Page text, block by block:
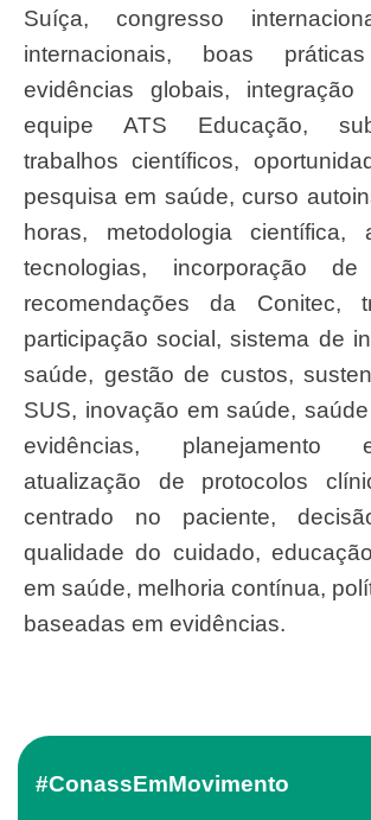
Suíça, congresso
internacionais, boas
evidências globais, integração
equipe ATS Educação,
trabalhos científicos,
pesquisa em saúde, curso
horas, metodologia científica,
tecnologias, incorporação de
recomendações da Conitec,
participação social, sistema de
saúde, gestão de custos,
SUS, inovação em saúde,
evidências, planejamento
atualização de protocolos
centrado no paciente,
qualidade do cuidado,
em saúde, melhoria contínua,
baseadas em evidências.
#ConassEmMovimento